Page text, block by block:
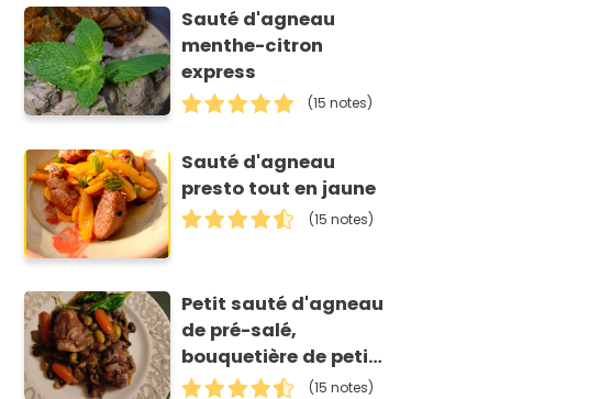
Sauté d'agneau
menthe-citron
express
(15 notes)
Sauté d'agneau
presto tout en jaune
(15 notes)
Petit sauté d'agneau
de pré-salé,
bouquetière de petits
légumes oubliés,(15 notes)